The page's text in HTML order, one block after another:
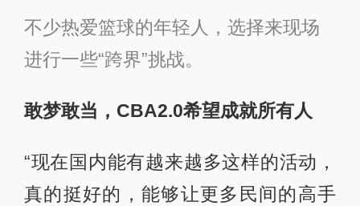
不少热爱篮球的年轻人，选择来现场
进行一些“跨界”挑战。
敢梦敢当，CBA2.0希望成就所有人
“现在国内能有越来越多这样的活动，
真的挺好的，能够让更多民间的高手